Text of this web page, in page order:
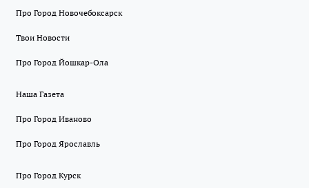
Про Город Новочебоксарск
Твои Новости
Про Город Йошкар-Ола
Наша Газета
Про Город Иваново
Про Город Ярославль
Про Город Курск